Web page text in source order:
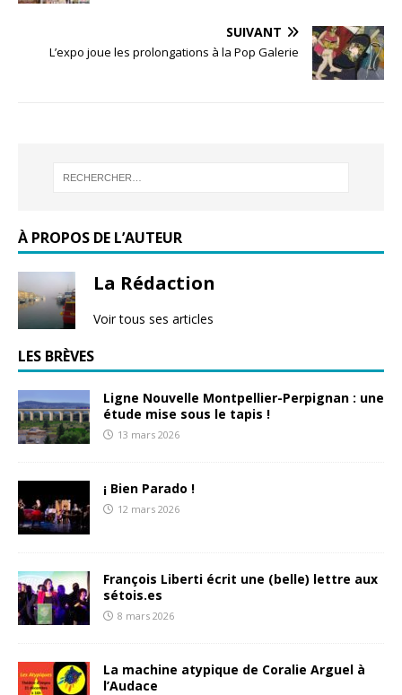
SUIVANT
L’expo joue les prolongations à la Pop Galerie
À PROPOS DE L’AUTEUR
La Rédaction
Voir tous ses articles
LES BRÈVES
Ligne Nouvelle Montpellier-Perpignan : une
étude mise sous le tapis !
13 mars 2026
¡ Bien Parado !
12 mars 2026
François Liberti écrit une (belle) lettre aux
sétois.es
8 mars 2026
La machine atypique de Coralie Arguel à
l’Audace